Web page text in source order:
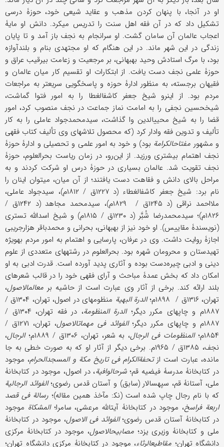
او در آنجا، با پنهان کردن مذهب و عقاید شیعی خود، حوزۀ درسی
تشکیل داد که در آن فقه اهل سنت را تدریس می‎کرد. دانش او مایۀ
اعجاب عالمان آن سامان گشت. او سرانجام به نجف باز آمد و تا پایان
زندگی در این شهر ماند. در این هنگام که او مجتهدی بنام و بلندآوازه
بود، با مرگ استادش وحید بهبهانی، بر مرجعیت و زعامت بی‎رقیب عراق و
حوزۀ علمی نجف دست یافت. از ابتکارات او تقسیم کار میان عالمان و
فقیهان برجسته، به منظور ادارۀ حوزه و پاسخگویی سریع‎تر به مراجعات
مردم بود. از این‎رو شیخ جعفر کاشف‎الغطا را به امور فتوا گماشت،
شیخ‎حسین نجفی را به امامت نماز جماعت در نجف منصوب کرد، امور
قضا را به شیخ محیی‎الدین وا گذاشت، سیدمحمدجواد عاملی را به کار
تألیف و تدوین فقه وادار کرد (که محصول تلاشهای وی تألیف کتاب فقهی
و مشهور مفتاح‎الکرامة
بود) و خود به امور علمی و تحصیلی و ادارۀ حوزۀ
نجف اهتمام بیشتری ورزید. از این‌رو، در زمان ریاست بحرالعلوم، حوزۀ
نجف تقویت شد. عالمان بسیاری در حوزۀ درس او شرکت کردند و به
مراحل بالای دانش و فقاهت دست یافتند؛ از آن میان، می‎توان اینان را
نام برد: شیخ جعفر کاشف‎الغطاء (د ۱۲۲۷ق / ۱۸۱۲م)، سیدجواد عاملی،
ملااحمد نراقی (د ۱۲۴۵ق / ۱۸۲۹م)، سیدمحمد مجاهد (د ۱۲۴۲ق /
۱۸۲۶م)؛ سیدمحمدرضا شُبَّر (د ۱۲۳۰ق / ۱۸۱۵م) و شیخ اسدالله تستری
(نویسندۀ مقاییس). او خود نیز از بهبهانی، بحرانی و محمدباقر هزارجریبی
اجازۀ روایت داشت. وی در عرفان، پارسایی و اهتمام به امور مردم به‎ویژه
تهیدستان و محرومان شهره بود. بحرالعلوم در رشته‎های متعددی از علوم
دینی و ادبی چیره‌دست بوده و آثاری پدید آورده است. قدرت ادبی به او
امکان داد که بخش عمدۀ مباحث و آرای فقهی خود را در قالب شعرهای
بلند ارائه کند. برخی از آثار وی عبارت است از حاشیه بر معالم‎الاصول
،
تهران، ۱۳۱۶ق / ۱۸۹۸م؛
الدرة البهیة
منظومه‎ای در اصول، تهران، ۱۳۰۴ق /
۱۸۸۷م و چاپهای مکرر دیگر؛
الدرة المنظومة
، در فقه تهران، ۱۳۰۴ق /
۱۸۸۷م و چاپهای مکرر دیگر؛
الفوائد ‎فی مهمات‎الاصول
، تهران، ۱۲۷۱ق /
۱۸۵۴م؛
المنظومات فی الرجال، به شعر، تهران، ۱۳۰۶ق / ۱۸۸۹م؛ الرجال،
نجف، ۱۳۸۵ق / ۱۹۶۵م. برخی دیگر از آثار او که به صورت خطی به جا
مانده، عبارت است ازتحفةالکرام فی تاریخ مکة و المسجدالحرام، موجود
در کتابخانۀ مدرسۀ فیضیه قم؛شرح‎الوافیة
، در اصول، موجود در کتابخانۀ
ملی، آستانۀ قم، سپهسالار (سابق) و آستان قدس رضوی؛الفوائد الرجالیة
که با نام رجال چاپ شده است (نک‍:‍ مآخذ همین مقاله)؛ رسالة فی قصد
اربعة فراسخ، موجود در کتابخانۀ آیت‎الله مرعشی، سامرا؛ المشکاة موجود
در کتابخانۀ آستان قدس رضوی؛الفوائد ‎فی الاصول
، موجود در کتابخانۀ
ملی و کتابخانۀ وزیری یزد؛ مصابیح‎الاصول
، موجود در کتابخانۀ مرکزی
دانشگاه تهران؛ مقاطیع‎الرثاء
، موجود در کتابخانۀ مرکزی دانشگاه تهران؛